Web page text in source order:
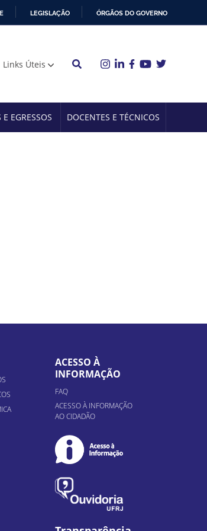
LEGISLAÇÃO ÓRGÃOS DO GOVERNO
Links Úteis
EGRESSOS DOCENTES E TÉCNICOS
ACESSO À
INFORMAÇÃO
FAQ
ACESSO À INFORMAÇÃO
AO CIDADÃO